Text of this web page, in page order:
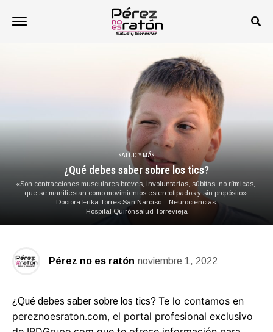
SALUD Y MÁS
¿Qué debes saber sobre los tics?
«Son contracciones musculares breves, involuntarias, súbitas, no rítmicas,
que se manifiestan como movimientos estereotipados y sin propósito».
Doctora Erika Torres San Narciso – Neurociencias.
Hospital Quirónsalud Torrevieja
Pérez no es ratón noviembre 1, 2022
¿Qué debes saber sobre los tics? Te lo contamos en
pereznoesraton.com, el portal profesional exclusivo